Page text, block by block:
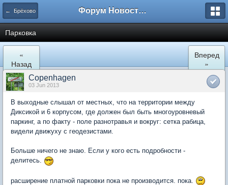
← Брёхово Форум Новостройки
Парковка
«
Назад
Вперед
»
Copenhagen
03 Jun 2013
В выходные слышал от местных, что на территории между
Диксикой и 6 корпусом, где должен был быть многоуровневый
паркинг, а по факту - поле разнотравья и вокруг: сетка рабица,
видели движуху с геодезистами.
Больше ничего не знаю. Если у кого есть подробности -
делитесь.
расширение платной парковки пока не производится. пока.